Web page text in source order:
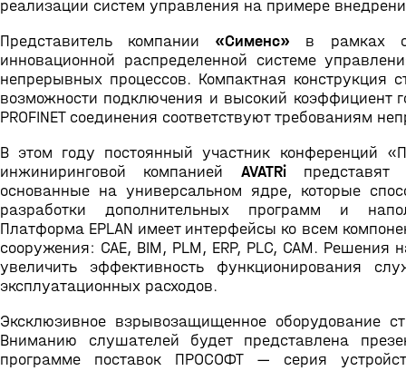
реализации систем управления на примере
Представитель компании «Сименс» в рамках
инновационной распределенной системе
непрерывных процессов. Компактная конструкция
возможности подключения и высокий коэффициент
PROFINET соединения соответствуют требованиям
В этом году постоянный участник конференций
инжиниринговой компанией AVATRiпредставят
основанные на универсальном ядре, которые
разработки дополнительных программ и
Платформа ЕPLAN имеет интерфейсы ко всем
сооружения: CAE, BIM, PLM, ERP, PLC, CAM.
увеличить эффективность функционирования
эксплуатационных расходов.
Эксклюзивное взрывозащищенное оборудование
Вниманию слушателей будет представлена
программе поставок ПРОСОФТ — серия